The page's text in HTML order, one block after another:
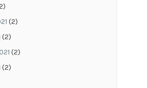
(2)
(2)
(2)
(2)